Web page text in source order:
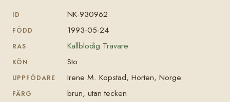
ID NK-930962
FÖDD 1993-05-24
RAS Kallblodig Travare
KÖN Sto
UPPFÖDARE Irene M. Kopstad, Horten, Norge
FÄRG brun, utan tecken